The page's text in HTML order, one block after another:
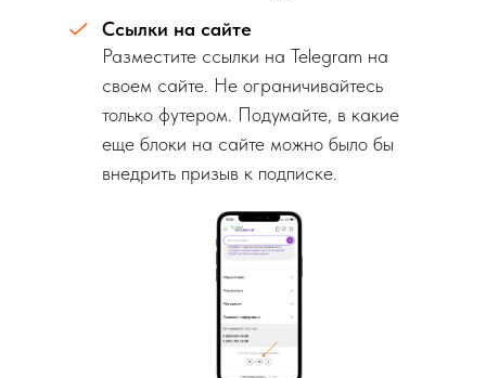
Ссылки на сайте
Разместите ссылки на Telegram на
своем сайте. Не ограничивайтесь
только футером. Подумайте, в какие
еще блоки на сайте можно было бы
внедрить призыв к подписке.